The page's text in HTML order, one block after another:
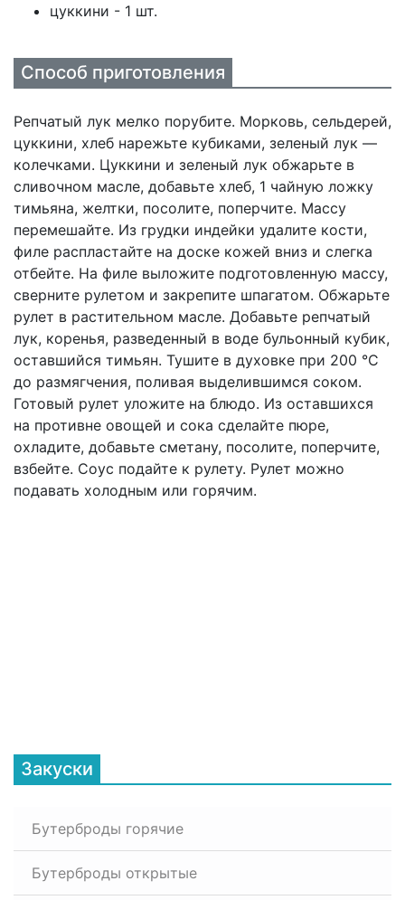
цуккини - 1 шт.
Способ приготовления
Репчатый лук мелко порубите. Морковь, сельдерей,
цуккини, хлеб нарежьте кубиками, зеленый лук —
колечками. Цуккини и зеленый лук обжарьте в
сливочном масле, добавьте хлеб, 1 чайную ложку
тимьяна, желтки, посолите, поперчите. Массу
перемешайте. Из грудки индейки удалите кости,
филе распластайте на доске кожей вниз и слегка
отбейте. На филе выложите подготовленную массу,
сверните рулетом и закрепите шпагатом. Обжарьте
рулет в растительном масле. Добавьте репчатый
лук, коренья, разведенный в воде бульонный кубик,
оставшийся тимьян. Тушите в духовке при 200 °С
до размягчения, поливая выделившимся соком.
Готовый рулет уложите на блюдо. Из оставшихся
на противне овощей и сока сделайте пюре,
охладите, добавьте сметану, посолите, поперчите,
взбейте. Соус подайте к рулету. Рулет можно
подавать холодным или горячим.
Закуски
Бутерброды горячие
Бутерброды открытые